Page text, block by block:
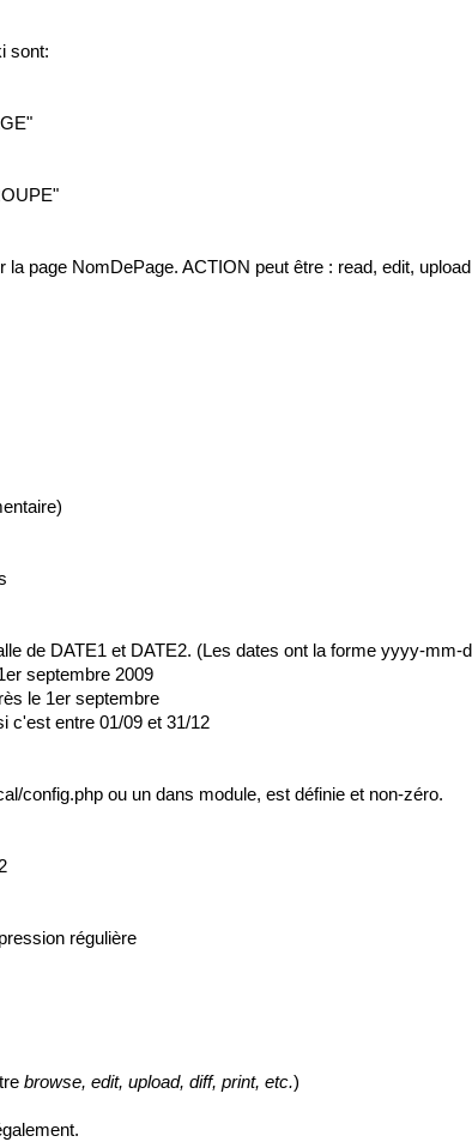
sont:
la page NomDePage. ACTION peut être : read, edit,
de DATE1 et DATE2. (Les dates ont la forme yyyy-mm-
septembre 2009
le 1er septembre
c'est entre 01/09 et 31/12
config.php ou un dans module, est définie et non-zéro.
régulière
browse, edit, upload, diff, print, etc.)